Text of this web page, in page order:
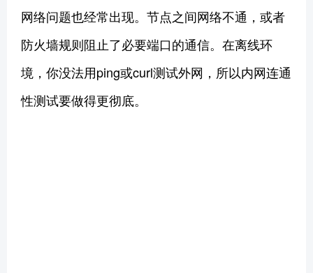
网络问题也经常出现。节点之间网络不通，或者
防火墙规则阻止了必要端口的通信。在离线环
境，你没法用ping或curl测试外网，所以内网连通
性测试要做得更彻底。